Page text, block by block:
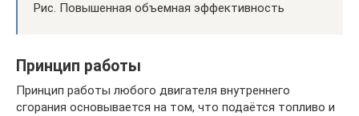
Рис. Повышенная объемная эффективность
Принцип работы
Принцип работы любого двигателя внутреннего
сгорания основывается на том, что подаётся топливо и